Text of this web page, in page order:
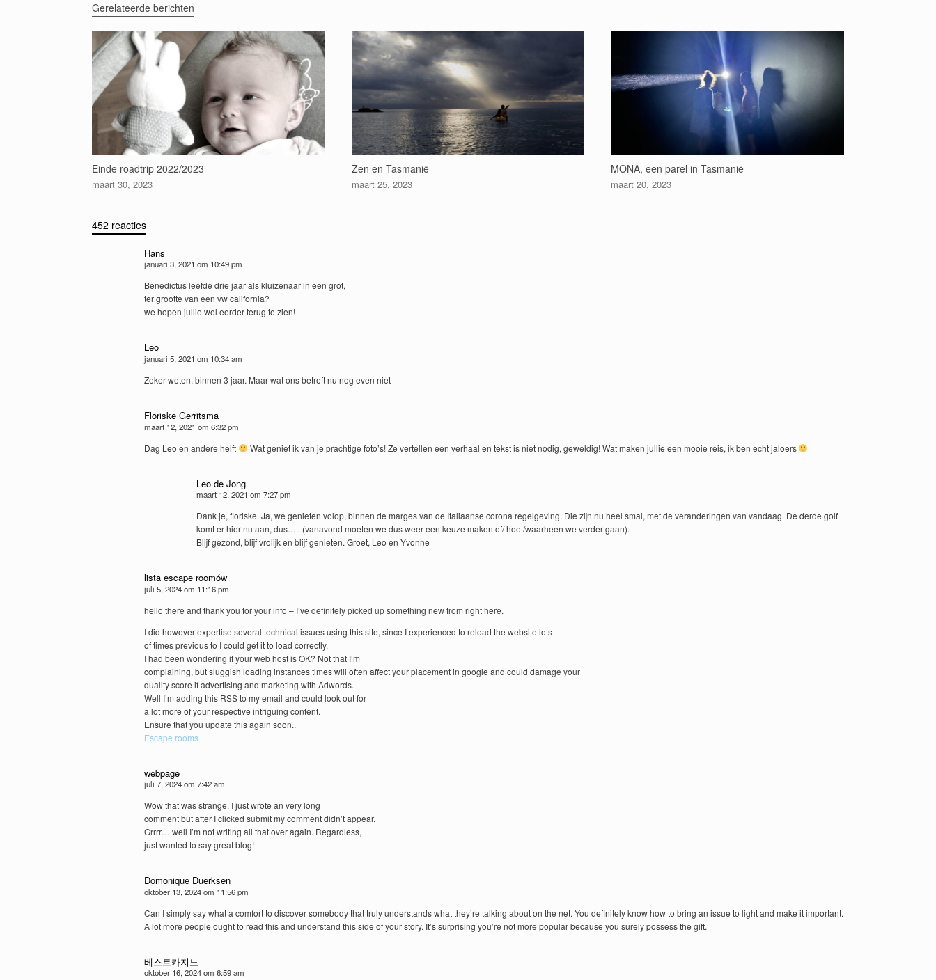
Gerelateerde berichten
Einde roadtrip 2022/2023
maart 30, 2023
Zen en Tasmanië
maart 25, 2023
MONA, een parel in Tasmanië
maart 20, 2023
452 reacties
Hans
januari 3, 2021 om 10:49 pm
Benedictus leefde drie jaar als kluizenaar in een grot,
ter grootte van een vw california?
we hopen jullie wel eerder terug te zien!
Leo
januari 5, 2021 om 10:34 am
Zeker weten, binnen 3 jaar. Maar wat ons betreft nu nog even niet
Floriske Gerritsma
maart 12, 2021 om 6:32 pm
Dag Leo en andere helft Wat geniet ik van je prachtige foto’s! Ze vertellen een verhaal en tekst is niet nodig, geweldig! Wat maken jullie een mooie reis, ik ben echt jaloers
Leo de Jong
maart 12, 2021 om 7:27 pm
Dank je, floriske. Ja, we genieten volop, binnen de marges van de Italiaanse corona regelgeving. Die zijn nu heel smal, met de veranderingen van vandaag. De derde golf
komt er hier nu aan, dus….. (vanavond moeten we dus weer een keuze maken of/ hoe /waarheen we verder gaan).
Blijf gezond, blijf vrolijk en blijf genieten. Groet, Leo en Yvonne
lista escape roomów
juli 5, 2024 om 11:16 pm
hello there and thank you for your info – I’ve definitely picked up something new from right here.
I did however expertise several technical issues using this site, since I experienced to reload the website lots
of times previous to I could get it to load correctly.
I had been wondering if your web host is OK? Not that I’m
complaining, but sluggish loading instances times will often affect your placement in google and could damage your
quality score if advertising and marketing with Adwords.
Well I’m adding this RSS to my email and could look out for
a lot more of your respective intriguing content.
Ensure that you update this again soon..
Escape rooms
webpage
juli 7, 2024 om 7:42 am
Wow that was strange. I just wrote an very long
comment but after I clicked submit my comment didn’t appear.
Grrrr… well I’m not writing all that over again. Regardless,
just wanted to say great blog!
Domonique Duerksen
oktober 13, 2024 om 11:56 pm
Can I simply say what a comfort to discover somebody that truly understands what they’re talking about on the net. You definitely know how to bring an issue to light and make it important.
A lot more people ought to read this and understand this side of your story. It’s surprising you’re not more popular because you surely possess the gift.
베스트카지노
oktober 16, 2024 om 6:59 am